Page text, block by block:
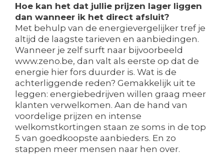
Hoe kan het dat jullie prijzen lager liggen
dan wanneer ik het direct afsluit?
Met behulp van de energievergelijker tref je
altijd de laagste tarieven en aanbiedingen.
Wanneer je zelf surft naar bijvoorbeeld
www.zeno.be, dan valt als eerste op dat de
energie hier fors duurder is. Wat is de
achterliggende reden? Gemakkelijk uit te
leggen: energiebedrijven willen graag meer
klanten verwelkomen. Aan de hand van
voordelige prijzen en intense
welkomstkortingen staan ze soms in de top
5 van goedkoopste aanbieders. En zo
stappen meer mensen naar hen over.